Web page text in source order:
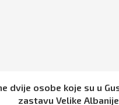
dvije osobe koje su u
zastavu Velike Albanije